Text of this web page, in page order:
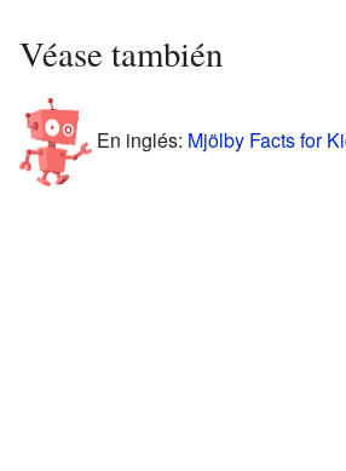
Véase también
En inglés: Mjölby Facts for